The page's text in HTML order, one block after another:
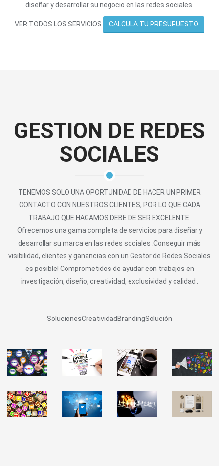
diseñar y desarrollar su negocio en las redes sociales.
VER TODOS LOS SERVICIOS CALCULA TU PRESUPUESTO
GESTION DE REDES
SOCIALES
TENEMOS SOLO UNA OPORTUNIDAD DE HACER UN PRIMER
CONTACTO CON NUESTROS CLIENTES, POR LO QUE CADA
TRABAJO QUE HAGAMOS DEBE DE SER EXCELENTE.
Ofrecemos una gama completa de servicios para diseñar y
desarrollar su marca en las redes sociales .Conseguir más
visibilidad, clientes y ganancias con un Gestor de Redes Sociales
es posible! Comprometidos de ayudar con trabajos en
investigación, diseño, creatividad, exclusividad y calidad .
SolucionesCreatividad BrandingSolución